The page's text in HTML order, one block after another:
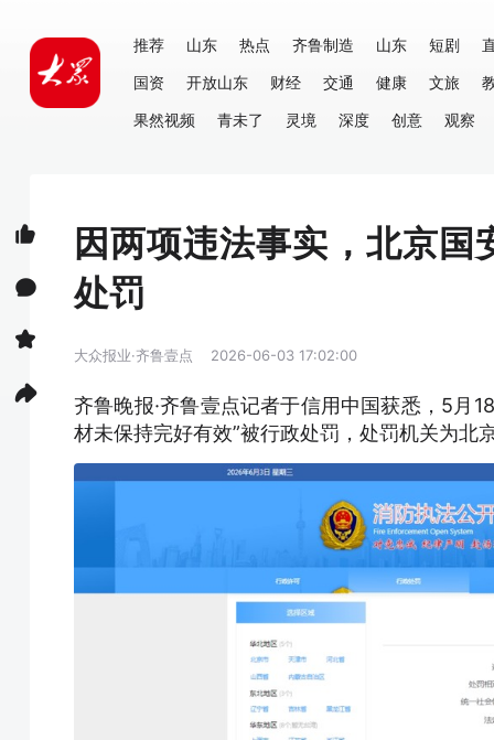
推荐 山东 热点 齐鲁制造 山东 短剧
国资
开放山东 财经 交通 健康 文旅
果然视频
青未了 灵境 深度 创意 观察
因两项违法事实，北京
处罚
大众报业·齐鲁壹点 2026-06-03 17:02:00
齐鲁晚报·齐鲁壹点记者于信用中国获悉，5月
材未保持完好有效”被行政处罚，处罚机关为北